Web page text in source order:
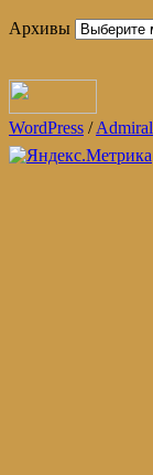
Архивы
WordPress /Admiral